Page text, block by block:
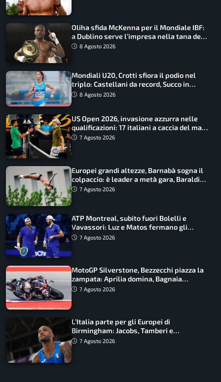
Oliha sfida McKenna per il Mondiale IBF:
a Dublino serve l’impresa nella tana del
lupo8 Agosto 2026
Mondiali U20, Crotti sfiora il podio nel
triplo: Castellani da record, Succo in
finale
8 Agosto 2026
US Open 2026, invasione azzurra nelle
qualificazioni: 17 italiani a caccia del main
draw7 Agosto 2026
Europei grandi altezze, Barnabà sogna il
colpaccio: è leader a metà gara, Baraldi
ancora in corsa
7 Agosto 2026
ATP Montreal, subito fuori Bolelli e
Vavassori: Luz e Matos fermano gli
azzurri
7 Agosto 2026
MotoGP Silverstone, Bezzecchi piazza la
zampata: Aprilia domina, Bagnaia
costretto al Q1
7 Agosto 2026
L’Italia parte per gli Europei di
Birmingham: Jacobs, Tamberi e
Battocletti guidano una spedizione
7 Agosto 2026